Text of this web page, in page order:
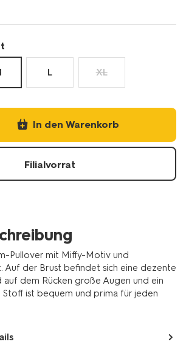
L XL
In den Warenkorb
Filialvorrat
Pullover mit Miffy-Motiv und
Auf der Brust befindet sich eine dezente
auf dem Rücken große Augen und ein
Stoff ist bequem und prima für jeden